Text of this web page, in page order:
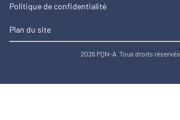
Politique de confidentialité
Plan du site
2026 PQN-A. Tous droits réservés.